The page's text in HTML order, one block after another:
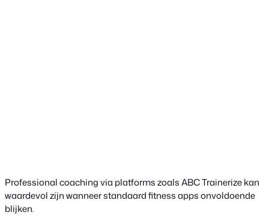
Professional coaching via platforms zoals ABC Trainerize kan
waardevol zijn wanneer standaard fitness apps onvoldoende
blijken.